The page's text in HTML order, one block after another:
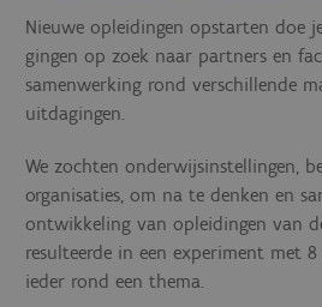
Nieuwe opleidingen opstarten doe
gingen op zoek naar partners en
samenwerking rond verschillende
uitdagingen.
We zochten onderwijsinstellingen,
organisaties, om na te denken en
ontwikkeling van opleidingen van
resulteerde in een experiment met
ieder rond een thema.